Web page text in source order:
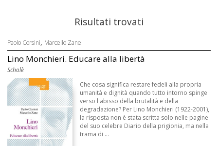
Risultati trovati
Paolo Corsini, Marcello Zane
Lino Monchieri. Educare alla libertà
Scholè
Che cosa significa restare fedeli alla propria
umanità e dignità quando tutto intorno spinge
verso l'abisso della brutalità e della
degradazione? Per Lino Monchieri (1922-2001),
la risposta non è stata scritta solo nelle pagine
del suo celebre Diario della prigionia, ma nella
trama di ...